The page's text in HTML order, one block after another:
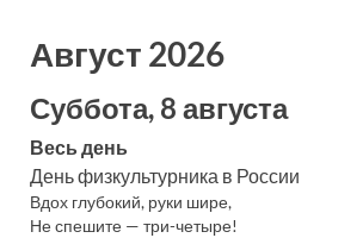
Август 2026
Суббота, 8 августа
Весь день
День физкультурника в России
Вдох глубокий, руки шире,
Не спешите — три-четыре!